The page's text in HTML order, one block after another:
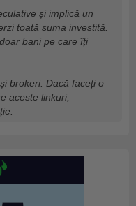
și implică un
toată suma investită.
bani pe care îți
brokeri. Dacă faceți o
aceste linkuri,